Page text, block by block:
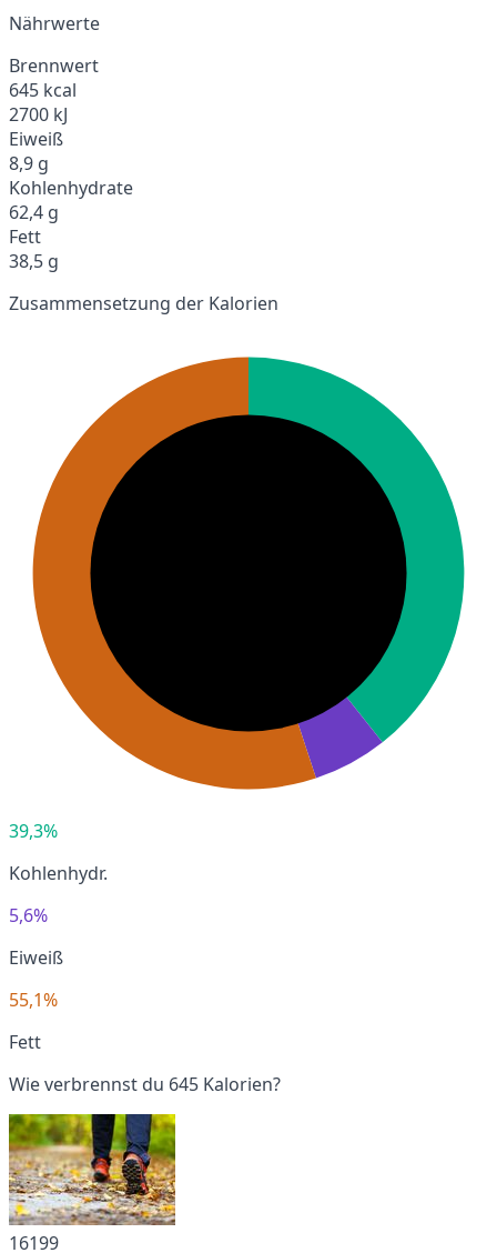
Nährwerte
Brennwert
645 kcal
2700 kJ
Eiweiß
8,9 g
Kohlenhydrate
62,4 g
Fett
38,5 g
Zusammensetzung der Kalorien
39,3%
Kohlenhydr.
5,6%
Eiweiß
55,1%
Fett
Wie verbrennst du 645 Kalorien?
16199